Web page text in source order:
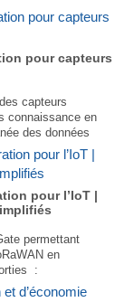
pour capteurs
capteurs
connaissance en
des données
requise
besoins
capteurspour l’IoT |
permettant
en
: